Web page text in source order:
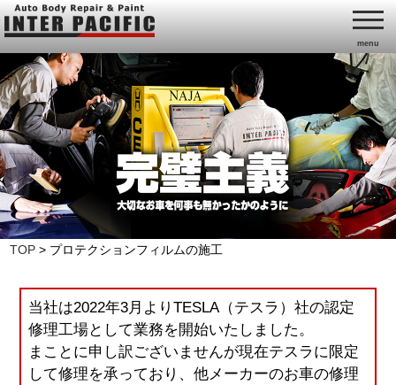
menu
TOP > プロテクションフィルムの施工
当社は2022年3月よりTESLA（テスラ）社の認定
修理工場として業務を開始いたしました。
まことに申し訳ございませんが現在テスラに限定
して修理を承っており、他メーカーのお車の修理